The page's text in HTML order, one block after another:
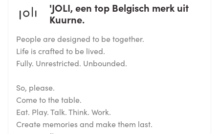
'JOLI, een top Belgisch merk uit
Kuurne.
People are designed to be together.
Life is crafted to be lived.
Fully. Unrestricted. Unbounded.
So, please.
Come to the table.
Eat. Play. Talk. Think. Work.
Create memories and make them last.